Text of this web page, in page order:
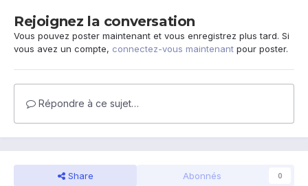
Rejoignez la conversation
Vous pouvez poster maintenant et vous enregistrez plus tard. Si
vous avez un compte, connectez-vous maintenant pour poster.
Répondre à ce sujet…
Share Abonnés 0